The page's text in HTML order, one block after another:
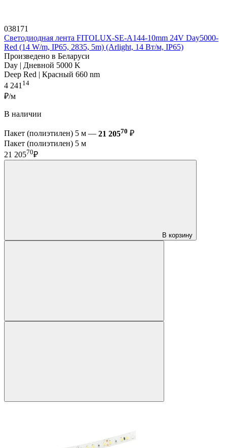
038171
Светодиодная лента FITOLUX-SE-A144-10mm 24V Day5000-
Red (14 W/m, IP65, 2835, 5m) (Arlight, 14 Вт/м, IP65)
Произведено в Беларуси
Day | Дневной 5000 K
Deep Red | Красный 660 nm
4 24114
₽/м
В наличии
Пакет (полиэтилен) 5 м — 21 20570 ₽
Пакет (полиэтилен) 5 м
21 20570₽
В корзину